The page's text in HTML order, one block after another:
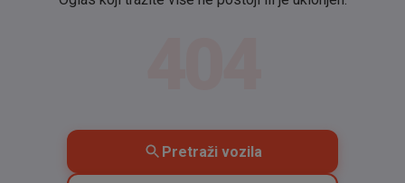
Pretraži vozila